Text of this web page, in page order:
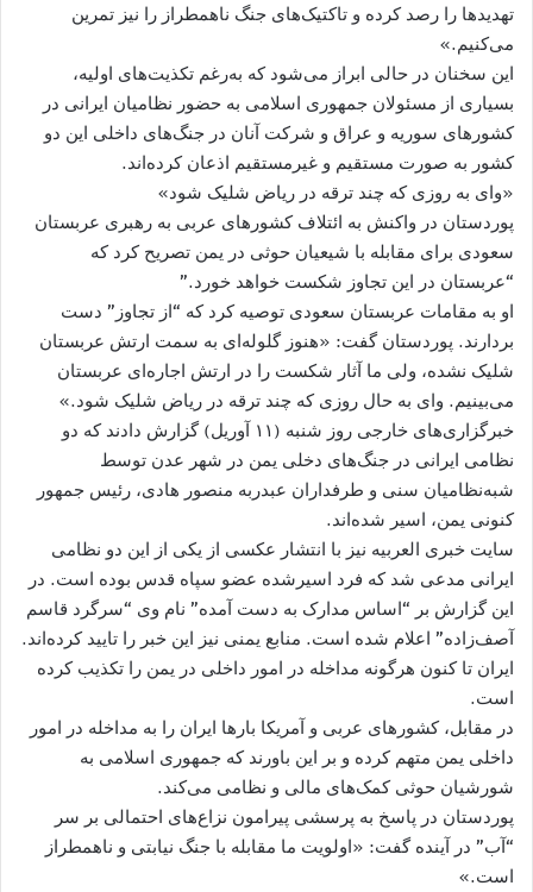
تهدیدها را رصد کرده و تاکتیک‌های جنگ ناهمطراز را نیز تمرین
می‌کنیم.»
این سخنان در حالی ابراز می‌شود که به‌رغم تکذیت‌های اولیه،
بسیاری از مسئولان جمهوری اسلامی به حضور نظامیان ایرانی در
کشورهای سوریه و عراق و شرکت آنان در جنگ‌های داخلی این دو
کشور به صورت مستقیم و غیرمستقیم اذعان کرده‌اند.
«وای به روزی که چند ترقه در ریاض شلیک شود»
پوردستان در واکنش به ائتلاف کشورهای عربی به رهبری عربستان
سعودی برای مقابله با شیعیان حوثی در یمن تصریح کرد که
“عربستان در این تجاوز شکست خواهد خورد.”
او به مقامات عربستان سعودی توصیه کرد که “از تجاوز” دست
بردارند. پوردستان گفت: «هنوز گلوله‌ای به سمت ارتش عربستان
شلیک نشده، ولی ما آثار شکست را در ارتش اجاره‌ای عربستان
می‌بینیم. وای به حال روزی که چند ترقه در ریاض شلیک شود.»
خبرگزاری‌های خارجی روز شنبه (۱۱ آوریل) گزارش دادند که دو
نظامی ایرانی در جنگ‌های دخلی یمن در شهر عدن توسط
شبه‌نظامیان سنی و طرفداران عبدربه منصور هادی، رئیس جمهور
کنونی یمن، اسیر شده‌اند.
سایت خبری العربیه نیز با انتشار عکسی از یکی از این دو نظامی
ایرانی مدعی شد که فرد اسیرشده عضو سپاه قدس بوده است. در
این گزارش بر “اساس مدارک به دست آمده” نام وی “سرگرد قاسم
آصف‌زاده” اعلام شده است. منابع یمنی نیز این خبر را تایید کرده‌اند.
ایران تا کنون هرگونه مداخله در امور داخلی در یمن را تکذیب کرده
است.
در مقابل، کشورهای عربی و آمریکا بارها ایران را به مداخله در امور
داخلی یمن متهم کرده و بر این باورند که جمهوری اسلامی به
شورشیان حوثی کمک‌های مالی و نظامی می‌کند.
پوردستان در پاسخ به پرسشی پیرامون نزاع‌های احتمالی بر سر
“آب” در آینده گفت: «اولویت ما مقابله با جنگ نیابتی و ناهمطراز
است.»